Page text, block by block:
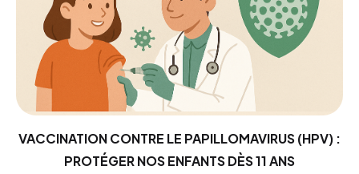
VACCINATION CONTRE LE PAPILLOMAVIRUS (HPV) :
PROTÉGER NOS ENFANTS DÈS 11 ANS